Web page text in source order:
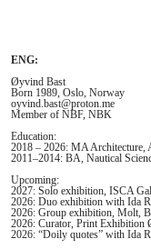
ENG:
Øyvind Bast
Born 1989, Oslo, Norway
oyvind.bast@proton.me
Member of NBF, NBK
Education:
2018 – 2026: MA Architecture,
2011–2014: BA, Nautical
Upcoming:
2027: Solo exhibition, ISCA
2026: Duo exhibition with Ida
2026: Group exhibition, Molt,
2026: Curator, Print
2026: “Doily quotes” with Ida